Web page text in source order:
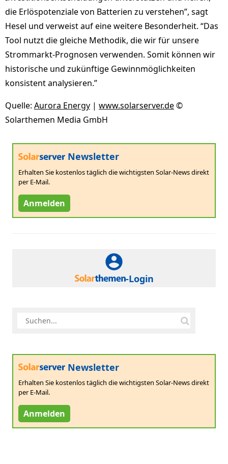
die Erlöspotenziale von Batterien zu verstehen”, sagt
Hesel und verweist auf eine weitere Besonderheit. “Das
Tool nutzt die gleiche Methodik, die wir für unsere
Strommarkt-Prognosen verwenden. Somit können wir
historische und zukünftige Gewinnmöglichkeiten
konsistent analysieren.”
Quelle: Aurora Energy | www.solarserver.de©
Solarthemen Media GmbH
Newsletter
Erhalten Sie kostenlos täglich die wichtigsten Solar-News direkt
per E-Mail.
Anmelden
-Login
Newsletter
Erhalten Sie kostenlos täglich die wichtigsten Solar-News direkt
per E-Mail.
Anmelden